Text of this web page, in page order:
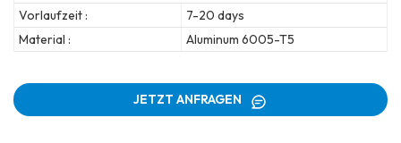
Vorlaufzeit :
7-20 days
Material :
Aluminum 6005-T5
JETZT ANFRAGEN